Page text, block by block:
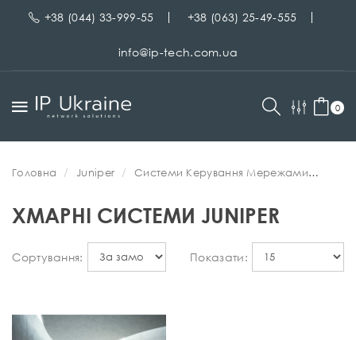
+38 (044) 33-999-55 +38 (063) 25-49-555
info@ip-tech.com.ua
0
Головна Juniper
Системи Керування Мережами
ХМАРНІ СИСТЕМИ JUNIPER
Сортування: Показати: